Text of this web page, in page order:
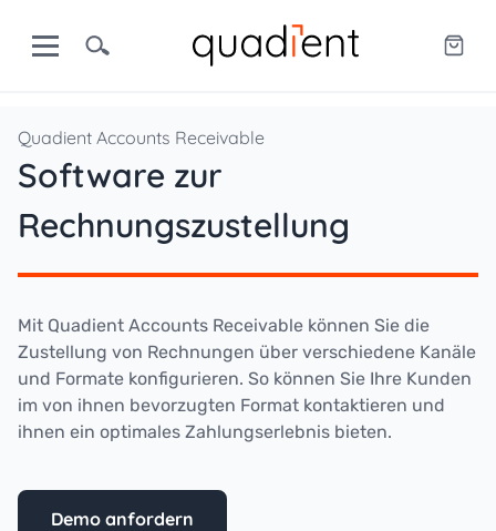
Quadient Accounts Receivable
Software zur
Rechnungszustellung
Mit Quadient Accounts Receivable können Sie die
Zustellung von Rechnungen über verschiedene Kanäle
und Formate konfigurieren. So können Sie Ihre Kunden
im von ihnen bevorzugten Format kontaktieren und
ihnen ein optimales Zahlungserlebnis bieten.
Demo anfordern